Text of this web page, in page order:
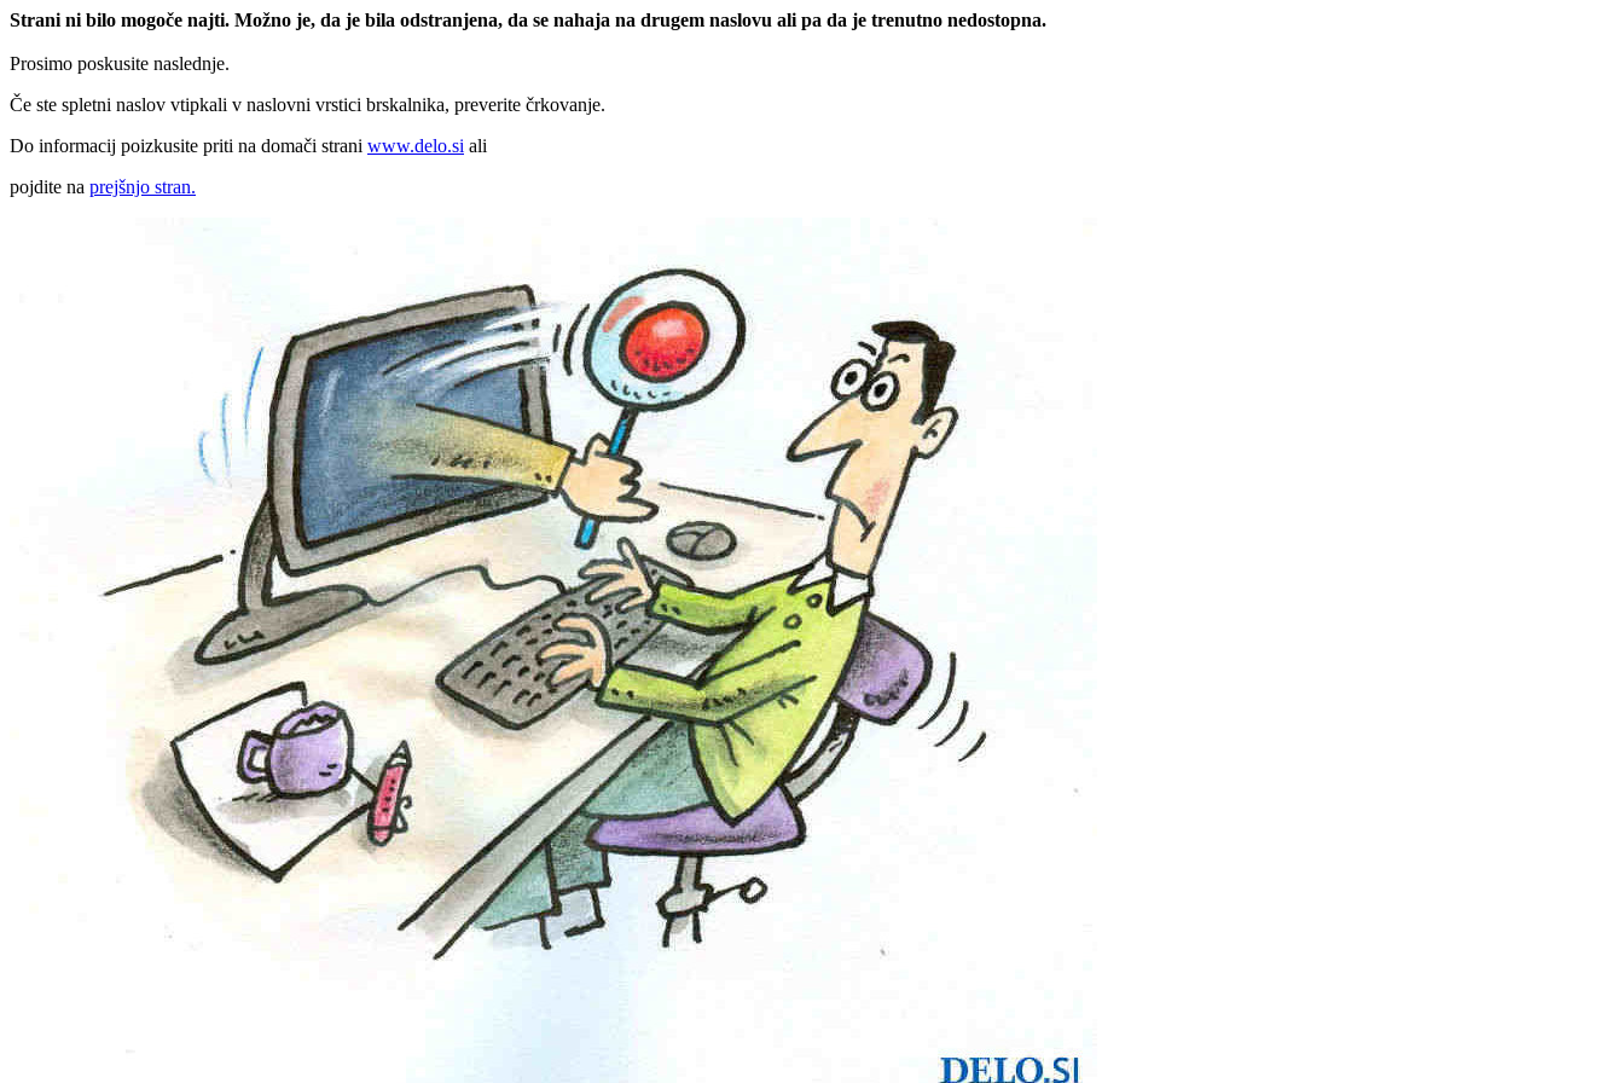
Strani ni bilo mogoče najti. Možno je, da je bila odstranjena, da se nahaja na drugem naslovu ali pa da je trenutno nedostopna.
Prosimo poskusite naslednje.
Če ste spletni naslov vtipkali v naslovni vrstici brskalnika, preverite črkovanje.
Do informacij poizkusite priti na domači strani www.delo.si ali
pojdite na prejšnjo stran.